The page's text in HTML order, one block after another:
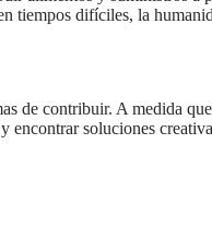
tiempos difíciles, la
de contribuir. A medida
encontrar soluciones